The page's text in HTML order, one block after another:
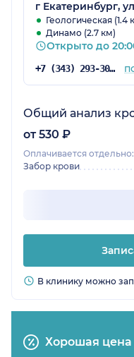
г Екатеринбург,
Геологическая (1.4
Динамо (2.7 км)
Открыто до
+7 (343) 293-30-81
Общий анализ
от 530 ₽
Оплачивается отдельно:
Забор крови
В клинику можно
Хорошая цена